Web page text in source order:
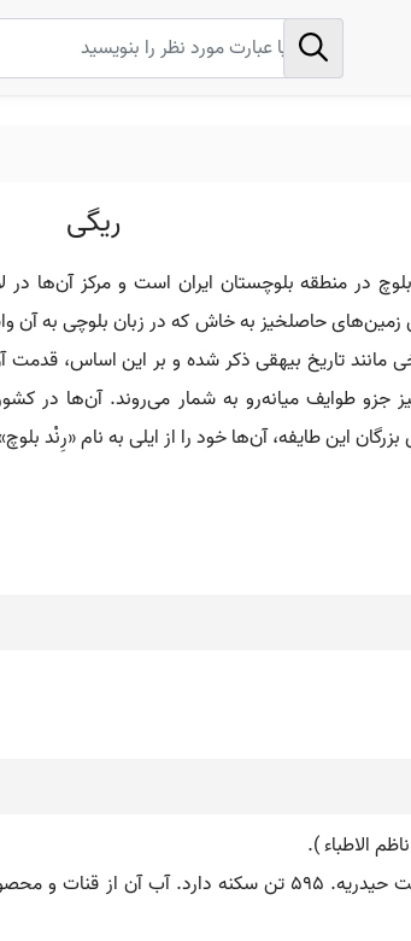
ریگی
در منطقه بلوچستان ایران است و مرکز آن‌ها
زمین‌های حاصلخیز به خاش که در زبان بلوچی به
جزو طوایف میانه‌رو به شمار می‌روند. آن‌ها در
این طایفه، آن‌ها خود را از ایلی به نام «رِنْد
الاطباء ).
ریگی. ( اِخ ) دهی از بخش کدکن شهرستان تربت حیدریه.